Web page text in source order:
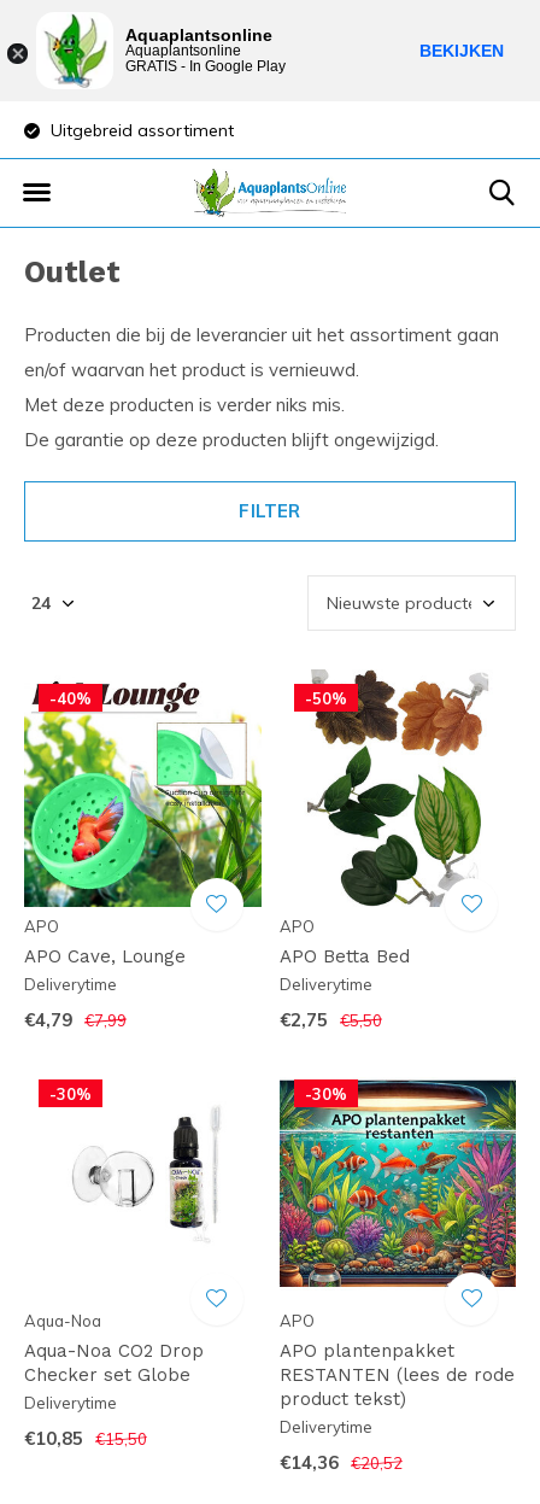
Uitgebreid assortiment
Outlet
Producten die bij de leverancier uit het assortiment gaan
en/of waarvan het product is vernieuwd.
Met deze producten is verder niks mis.
De garantie op deze producten blijft ongewijzigd.
FILTER
-40%
APO
APO Cave, Lounge
Deliverytime
€4,79 €7,99
-50%
APO
APO Betta Bed
Deliverytime
€2,75 €5,50
-30%
Aqua-Noa
Aqua-Noa CO2 Drop
Checker set Globe
Deliverytime
€10,85 €15,50
-30%
APO
APO plantenpakket
RESTANTEN (lees de rode
product tekst)
Deliverytime
€14,36 €20,52
Aquaplantsonline
Aquaplantsonline
GRATIS - In Google Play
BEKIJKEN